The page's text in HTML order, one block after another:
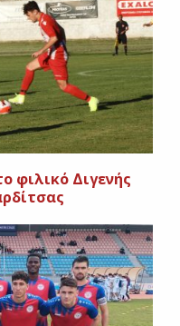
φιλικό Διγενής